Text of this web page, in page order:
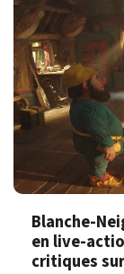
Blanche-
en live-
critiques